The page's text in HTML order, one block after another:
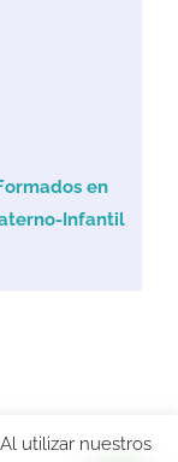
en
Infantil
de Privacidad
utilizar nuestros